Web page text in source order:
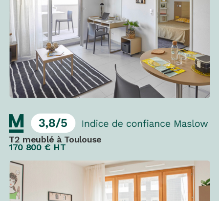
T2 meublé à Toulouse
170 800 € HT